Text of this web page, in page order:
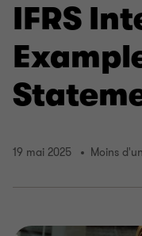
IFRS
19 mai 2025 Moins